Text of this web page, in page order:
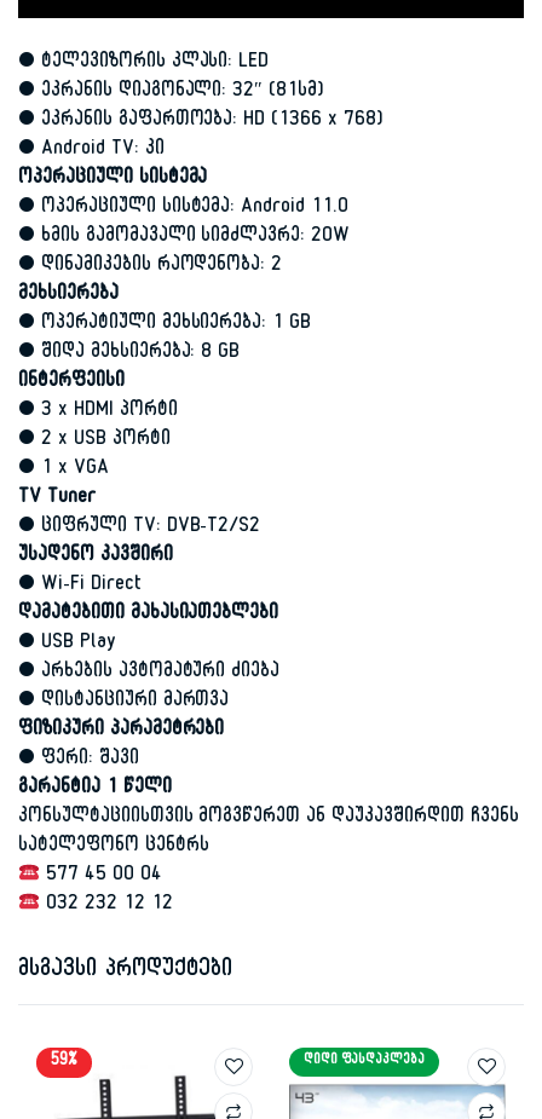
• ტელევიზორის კლასი: LED
• ეკრანის დიაგონალი: 32″ (81სმ)
• ეკრანის გაფართოება: HD (1366 x 768)
• Android TV: კი
ოპერაციული სისტემა
• ოპერაციული სისტემა: Android 11.0
• ხმის გამომავალი სიმძლავრე: 20W
• დინამიკების რაოდენობა: 2
მეხსიერება
• ოპერატიული მეხსიერება: 1 GB
• შიდა მეხსიერება: 8 GB
ინტერფეისი
• 3 x HDMI პორტი
• 2 x USB პორტი
• 1 x VGA
TV Tuner
• ციფრული TV: DVB-T2/S2
უსადენო კავშირი
• Wi-Fi Direct
დამატებითი მახასიათებლები
• USB Play
• არხების ავტომატური ძიება
• დისტანციური მართვა
ფიზიკური პარამეტრები
• ფერი: შავი
გარანტია 1 წელი
კონსულტაციისთვის მოგვწერეთ ან დაუკავშირდით ჩვენს
სატელეფონო ცენტრს
577 45 00 04
032 232 12 12
მსგავსი პროდუქტები
59% ᲓᲘᲓᲘ ᲤᲐᲡᲓᲐᲙᲚᲔᲑᲐ